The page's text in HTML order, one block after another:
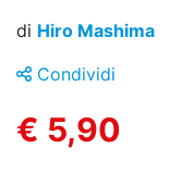
di Hiro Mashima
Condividi
€ 5,90